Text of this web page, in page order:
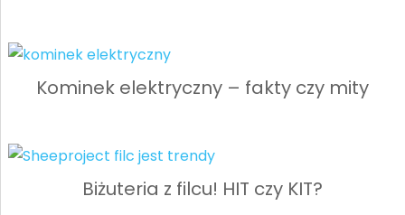
Kominek elektryczny – fakty czy mity
Biżuteria z filcu! HIT czy KIT?